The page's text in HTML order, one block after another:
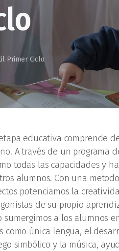
Primer Ciclo
educativa comprende
A través de un programa
todas las capacidades y
alumnos. Con una
potenciamos la
de su propio
sumergimos a los alumnos
como única lengua, el
simbólico y la música,